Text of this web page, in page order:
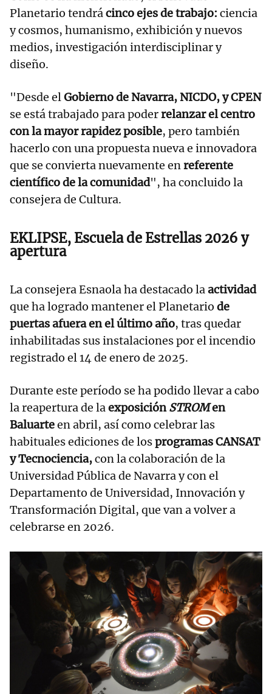
Planetario tendrácinco ejes de trabajo: ciencia
y cosmos, humanismo, exhibición y nuevos
medios, investigación interdisciplinar y
diseño.
"Desde elGobierno de Navarra, NICDO, y CPEN
se está trabajado para poderrelanzar el centro
con la mayor rapidez posible, pero también
hacerlo con una propuesta nueva e innovadora
que se convierta nuevamente enreferente
científico de la comunidad", ha concluido la
consejera de Cultura.
EKLIPSE, Escuela de Estrellas 2026 y
apertura
La consejera Esnaola ha destacado laactividad
que ha logrado mantener el Planetario de
puertas afuera en el último año, tras quedar
inhabilitadas sus instalaciones por el incendio
registrado el 14 de enero de 2025.
Durante este período se ha podido llevar a cabo
la reapertura de laexposiciónSTROMen
Baluarteen abril, así como celebrar las
habituales ediciones de losprogramas CANSAT
y Tecnociencia,con la colaboración de la
Universidad Pública de Navarra y con el
Departamento de Universidad, Innovación y
Transformación Digital, que van a volver a
celebrarse en 2026.